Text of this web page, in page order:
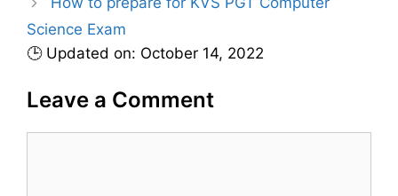
o
r
s
Science Exam
🕒 Updated on: October 14, 2022
Leave a Comment